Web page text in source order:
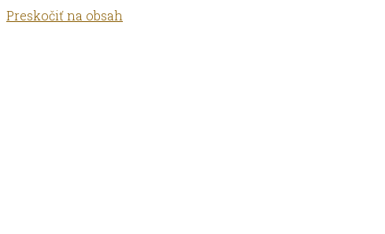
Preskočiť na obsah